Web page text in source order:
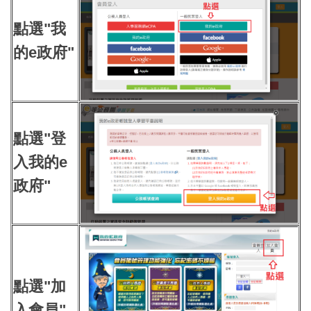
點選"我
的e政府"
點選"登
入我的e
政府"
點選"加